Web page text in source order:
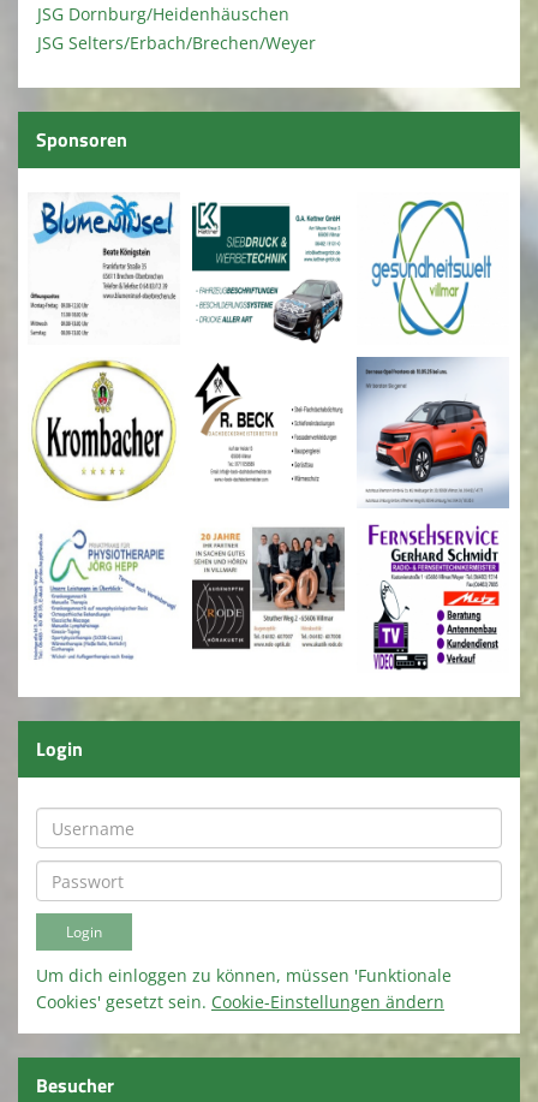
JSG Dornburg/Heidenhäuschen
JSG Selters/Erbach/Brechen/Weyer
Sponsoren
Login
Um dich einloggen zu können, müssen 'Funktionale
Cookies' gesetzt sein. Cookie-Einstellungen ändern
Besucher